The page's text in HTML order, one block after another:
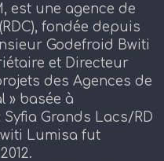
est une agence de
fondée depuis
Godefroid Bwiti
et Directeur
des Agences de
» basée à
Grands Lacs/RD
Lumisa fut